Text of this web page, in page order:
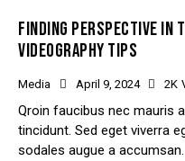
FINDING PERSPECTIVE IN
VIDEOGRAPHY TIPS
Media April 9, 2024 2K
Qroin faucibus nec mauris
tincidunt. Sed eget viverra
sodales augue a